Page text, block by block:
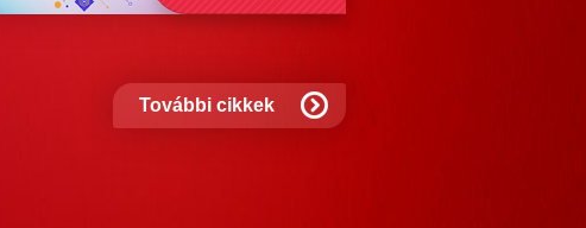
szabad és mit
További cikkek